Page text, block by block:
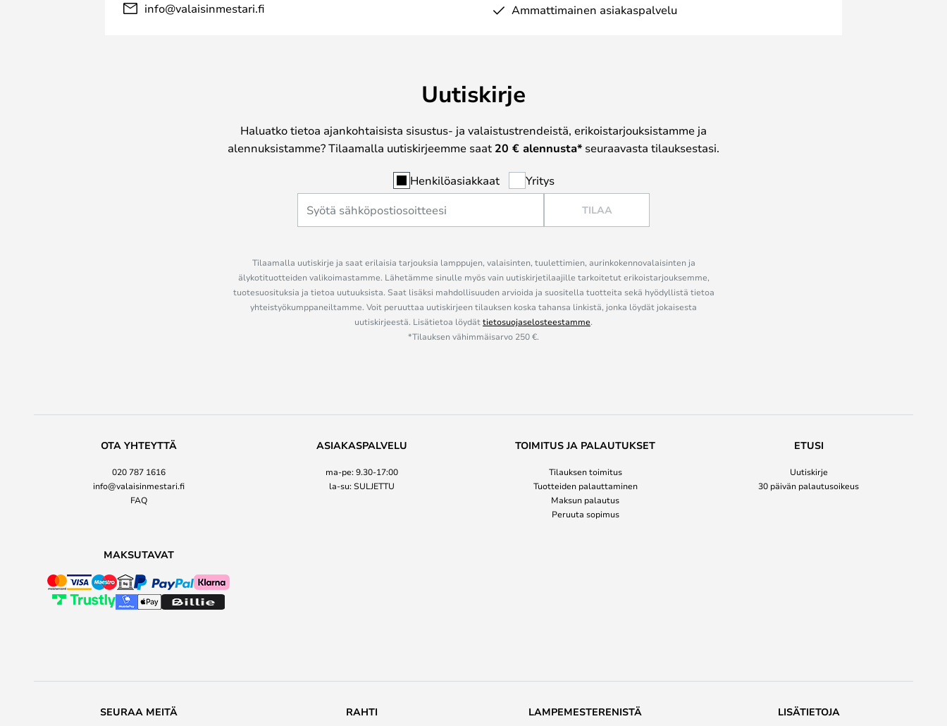
info@valaisinmestari.fi
Ammattimainen asiakaspalvelu
Uutiskirje
Haluatko tietoa ajankohtaisista sisustus- ja valaistustrendeistä, erikoistarjouksistamme ja
alennuksistamme? Tilaamalla uutiskirjeemme saat 20 € alennusta* seuraavasta tilauksestasi.
Henkilöasiakkaat Yritys
TILAA
Tilaamalla uutiskirje ja saat erilaisia tarjouksia lamppujen, valaisinten, tuulettimien, aurinkokennovalaisinten ja
älykotituotteiden valikoimastamme. Lähetämme sinulle myös vain uutiskirjetilaajille tarkoitetut erikoistarjouksemme,
tuotesuosituksia ja tietoa uutuuksista. Saat lisäksi mahdollisuuden arvioida ja suositella tuotteita sekä hyödyllistä tietoa
yhteistyökumppaneiltamme. Voit peruuttaa uutiskirjeen tilauksen koska tahansa linkistä, jonka löydät jokaisesta
uutiskirjeestä. Lisätietoa löydättietosuojaselosteestamme.
*Tilauksen vähimmäisarvo 250 €.
OTA YHTEYTTÄ
020 787 1616
info@valaisinmestari.fi
FAQ
ASIAKASPALVELU
ma-pe: 9.30-17:00
la-su: SULJETTU
TOIMITUS JA PALAUTUKSET
Tilauksen toimitus
Tuotteiden palauttaminen
Maksun palautus
Peruuta sopimus
ETUSI
Uutiskirje
30 päivän palautusoikeus
MAKSUTAVAT
SEURAA MEITÄ RAHTI LAMPEMESTERENISTÄ LISÄTIETOJA